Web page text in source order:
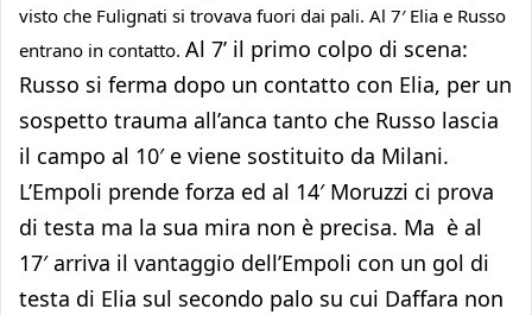
visto che Fulignati si trovava fuori dai pali. Al 7′ Elia e Russo
entrano in contatto. Al 7’ il primo colpo di scena:
Russo si ferma dopo un contatto con Elia, per un
sospetto trauma all’anca tanto che Russo lascia
il campo al 10′ e viene sostituito da Milani.
L’Empoli prende forza ed al 14′ Moruzzi ci prova
di testa ma la sua mira non è precisa. Ma è al
17′ arriva il vantaggio dell’Empoli con un gol di
testa di Elia sul secondo palo su cui Daffara non